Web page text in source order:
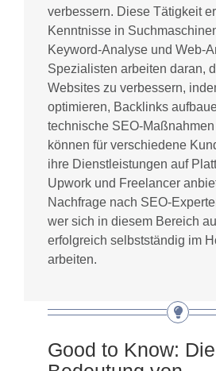
verbessern. Diese Tätigkeit
Kenntnisse in
Keyword-Analyse und Web-
Spezialisten arbeiten daran,
Websites zu verbessern,
optimieren, Backlinks
technische SEO-
können für verschiedene
ihre Dienstleistungen auf
Upwork und Freelancer
Nachfrage nach SEO-
wer sich in diesem Bereich
erfolgreich selbstständig im
arbeiten.
Good to Know: Die